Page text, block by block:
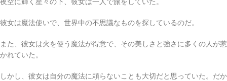
彼女は魔法使いで、世界中の不思議なものを探しているのだ。
また、彼女は火を使う魔法が得意で、その美しさと強さに多くの人が惹
かれていた。
しかし、彼女は自分の魔法に頼らないことも大切だと思っていた。だか